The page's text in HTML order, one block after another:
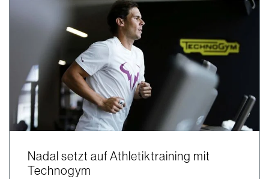
Nadal setzt auf Athletiktraining mit
Technogym